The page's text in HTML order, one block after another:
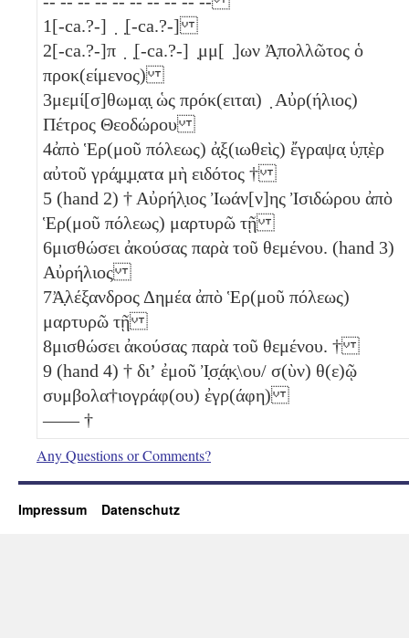
1[-ca.?-] ̣ ̣[-ca.?-]
2[-ca.?-]π ̣ ̣[-ca.?-] ̣μμ[ ̣]ων Ἀ̣πολλῶτος ὁ
προκ(είμενος)
3μεμί[σ]θωμα̣ι̣ ὡς πρόκ(ειται) ̣ Αὐρ(ήλιος)
Πέτρος Θεοδώρου
4ἀπὸ Ἑρ(μοῦ πόλεως) ἀ̣ξ(ιωθεὶς) ἔγραψα̣ ὑ̣π̣ὲρ
αὐτοῦ γρά̣μ̣μ̣ατα μὴ ειδότος †
5 (hand 2) † Αὐρήλ̣ιος Ἰωάν[ν]ης Ἰσιδώρου ἀπὸ
Ἑρ(μοῦ πόλεως) μαρτυρῶ τῇ
6μισθώσει ἀκούσας παρὰ τοῦ θεμένου. (hand 3)
Αὐρήλιος
7Ἀ̣λέξανδρος Δημέα ἀπὸ Ἑρ(μοῦ πόλεως)
μαρτυρῶ τῇ
8μισθώσει ἀκούσας παρὰ τοῦ θεμένου. †
9 (hand 4) † διʼ ἐμοῦ Ἰ̣σ̣ά̣κ̣\ου/ σ(ὺν) θ(ε)ῷ
συμβολα†ιογράφ(ου) ἐγρ(άφη)
—— †
Any Questions or Comments?
Impressum Datenschutz